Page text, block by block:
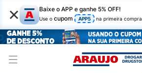
× Baixe o APP e ganhe 5% OFF!
Use o cupom APP5 na primeira compra